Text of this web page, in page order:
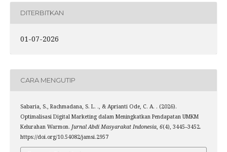
DITERBITKAN
01-07-2026
CARA MENGUTIP
Sabaria, S., Rachmadana, S. L. ., & Aprianti Ode, C. A. . (2026).
Optimalisasi Digital Marketing dalam Meningkatkan Pendapatan UMKM
Kelurahan Warmon. Jurnal Abdi Masyarakat Indonesia, 6(4), 3445–3452.
https://doi.org/10.54082/jamsi.2957